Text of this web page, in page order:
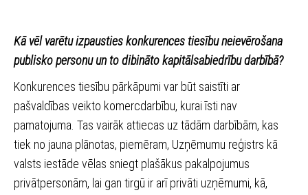
Kā vēl varētu izpausties konkurences tiesību neievērošana
publisko personu un to dibināto kapitālsabiedrību darbībā?
Konkurences tiesību pārkāpumi var būt saistīti ar
pašvaldības veikto komercdarbību, kurai īsti nav
pamatojuma. Tas vairāk attiecas uz tādām darbībām, kas
tiek no jauna plānotas, piemēram, Uzņēmumu reģistrs kā
valsts iestāde vēlas sniegt plašākus pakalpojumus
privātpersonām, lai gan tirgū ir arī privāti uzņēmumi, kā,